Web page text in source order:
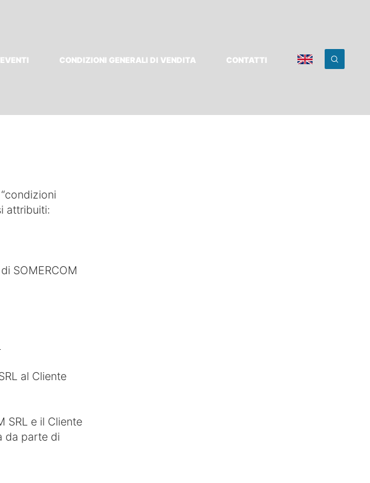
CONDIZIONI GENERALI DI VENDITA CONTATTI
attribuiti:
SOMERCOM
al Cliente
SRL e il Cliente
da parte di